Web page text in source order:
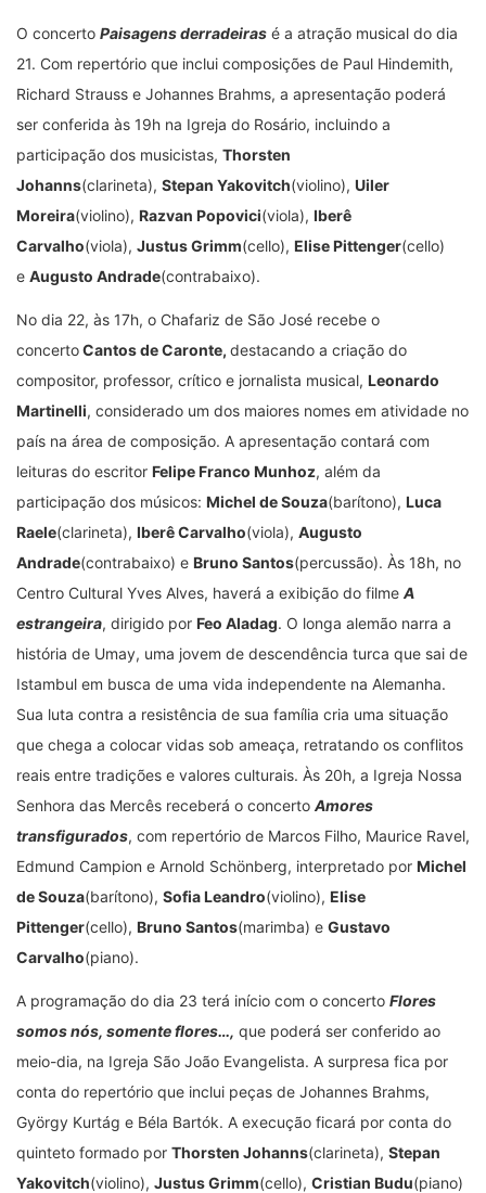
O concerto Paisagens derradeiras é a atração musical do dia
21. Com repertório que inclui composições de Paul Hindemith,
Richard Strauss e Johannes Brahms, a apresentação poderá
ser conferida às 19h na Igreja do Rosário, incluindo a
participação dos musicistas, Thorsten
Johanns(clarineta), Stepan Yakovitch(violino), Uiler
Moreira(violino), Razvan Popovici(viola), Iberê
Carvalho(viola), Justus Grimm(cello), Elise Pittenger(cello)
e Augusto Andrade(contrabaixo).
No dia 22, às 17h, o Chafariz de São José recebe o
concertoCantos de Caronte, destacando a criação do
compositor, professor, crítico e jornalista musical, Leonardo
Martinelli, considerado um dos maiores nomes em atividade no
país na área de composição. A apresentação contará com
leituras do escritor Felipe Franco Munhoz, além da
participação dos músicos: Michel de Souza(barítono), Luca
Raele(clarineta), Iberê Carvalho(viola), Augusto
Andrade(contrabaixo) e Bruno Santos(percussão). Às 18h, no
Centro Cultural Yves Alves, haverá a exibição do filme A
estrangeira, dirigido por Feo Aladag. O longa alemão narra a
história de Umay, uma jovem de descendência turca que sai de
Istambul em busca de uma vida independente na Alemanha.
Sua luta contra a resistência de sua família cria uma situação
que chega a colocar vidas sob ameaça, retratando os conflitos
reais entre tradições e valores culturais. Às 20h, a Igreja Nossa
Senhora das Mercês receberá o concerto Amores
transfigurados, com repertório de Marcos Filho, Maurice Ravel,
Edmund Campion e Arnold Schönberg, interpretado por Michel
de Souza(barítono), Sofia Leandro(violino), Elise
Pittenger(cello), Bruno Santos(marimba) e Gustavo
Carvalho(piano).
A programação do dia 23 terá início com o concerto Flores
somos nós, somente flores…, que poderá ser conferido ao
meio-dia, na Igreja São João Evangelista. A surpresa fica por
conta do repertório que inclui peças de Johannes Brahms,
György Kurtág e Béla Bartók. A execução ficará por conta do
quinteto formado por Thorsten Johanns(clarineta), Stepan
Yakovitch(violino), Justus Grimm(cello), Cristian Budu(piano)